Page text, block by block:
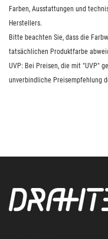
Farben, Ausstattungen und
Herstellers.
Bitte beachten Sie, dass die
tatsächlichen Produktfarbe
UVP: Bei Preisen, die mit "UVP"
unverbindliche Preisempfehlung